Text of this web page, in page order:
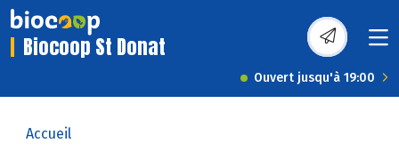
Biocoop St Donat
Ouvert jusqu'à 19:00
Accueil